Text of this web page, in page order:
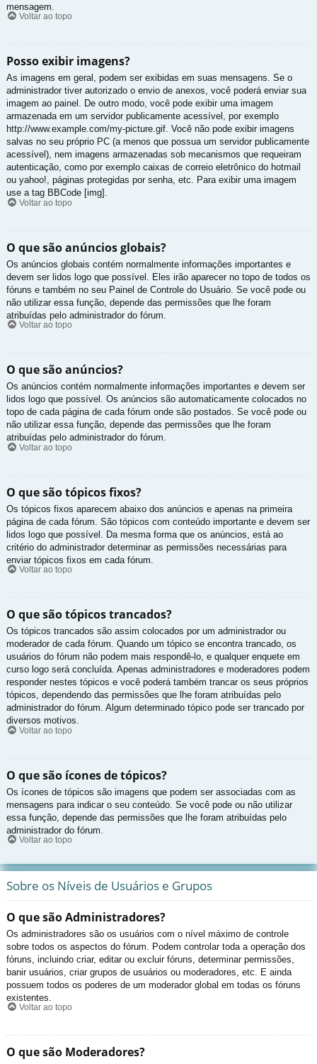
mensagem.
Voltar ao topo
Posso exibir imagens?
As imagens em geral, podem ser exibidas em suas mensagens. Se o
administrador tiver autorizado o envio de anexos, você poderá enviar sua
imagem ao painel. De outro modo, você pode exibir uma imagem
armazenada em um servidor publicamente acessível, por exemplo
http://www.example.com/my-picture.gif. Você não pode exibir imagens
salvas no seu próprio PC (a menos que possua um servidor publicamente
acessível), nem imagens armazenadas sob mecanismos que requeiram
autenticação, como por exemplo caixas de correio eletrônico do hotmail
ou yahoo!, páginas protegidas por senha, etc. Para exibir uma imagem
use a tag BBCode [img].
Voltar ao topo
O que são anúncios globais?
Os anúncios globais contém normalmente informações importantes e
devem ser lidos logo que possível. Eles irão aparecer no topo de todos os
fóruns e também no seu Painel de Controle do Usuário. Se você pode ou
não utilizar essa função, depende das permissões que lhe foram
atribuídas pelo administrador do fórum.
Voltar ao topo
O que são anúncios?
Os anúncios contém normalmente informações importantes e devem ser
lidos logo que possível. Os anúncios são automaticamente colocados no
topo de cada página de cada fórum onde são postados. Se você pode ou
não utilizar essa função, depende das permissões que lhe foram
atribuídas pelo administrador do fórum.
Voltar ao topo
O que são tópicos fixos?
Os tópicos fixos aparecem abaixo dos anúncios e apenas na primeira
página de cada fórum. São tópicos com conteúdo importante e devem ser
lidos logo que possível. Da mesma forma que os anúncios, está ao
critério do administrador determinar as permissões necessárias para
enviar tópicos fixos em cada fórum.
Voltar ao topo
O que são tópicos trancados?
Os tópicos trancados são assim colocados por um administrador ou
moderador de cada fórum. Quando um tópico se encontra trancado, os
usuários do fórum não podem mais respondê-lo, e qualquer enquete em
curso logo será concluída. Apenas administradores e moderadores podem
responder nestes tópicos e você poderá também trancar os seus próprios
tópicos, dependendo das permissões que lhe foram atribuídas pelo
administrador do fórum. Algum determinado tópico pode ser trancado por
diversos motivos.
Voltar ao topo
O que são ícones de tópicos?
Os ícones de tópicos são imagens que podem ser associadas com as
mensagens para indicar o seu conteúdo. Se você pode ou não utilizar
essa função, depende das permissões que lhe foram atribuídas pelo
administrador do fórum.
Voltar ao topo
Sobre os Níveis de Usuários e Grupos
O que são Administradores?
Os administradores são os usuários com o nível máximo de controle
sobre todos os aspectos do fórum. Podem controlar toda a operação dos
fóruns, incluindo criar, editar ou excluir fóruns, determinar permissões,
banir usuários, criar grupos de usuários ou moderadores, etc. E ainda
possuem todos os poderes de um moderador global em todas os fóruns
existentes.
Voltar ao topo
O que são Moderadores?